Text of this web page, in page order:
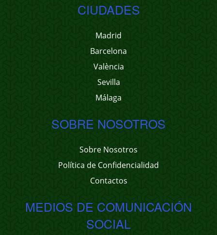
CIUDADES
Madrid
Barcelona
València
Sevilla
Málaga
SOBRE NOSOTROS
Sobre Nosotros
Política de Confidencialidad
Contactos
MEDIOS DE COMUNICACIÓN
SOCIAL